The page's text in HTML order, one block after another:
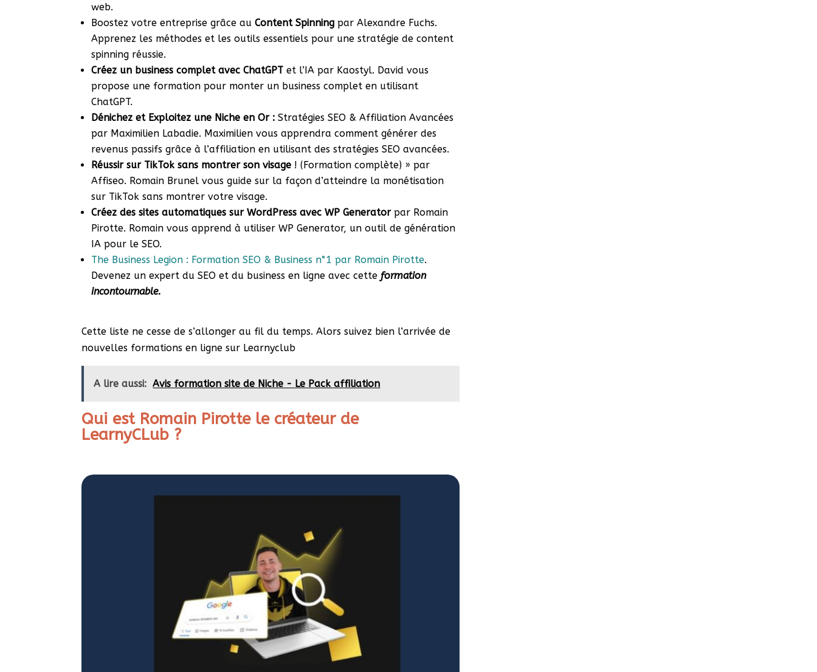
web.
Boostez votre entreprise grâce auContent Spinningpar Alexandre Fuchs.
Apprenez les méthodes et les outils essentiels pour une stratégie de content
spinning réussie.
Créez un business complet avec ChatGPT et l’IA par Kaostyl. David vous
propose une formation pour monter un business complet en utilisant
ChatGPT.
Dénichez et Exploitez une Niche en Or : Stratégies SEO & Affiliation Avancées
par Maximilien Labadie. Maximilien vous apprendra comment générer des
revenus passifs grâce à l’affiliation en utilisant des stratégies SEO avancées.
Réussir sur TikTok sans montrer son visage ! (Formation complète) » par
Affiseo. Romain Brunel vous guide sur la façon d’atteindre la monétisation
sur TikTok sans montrer votre visage.
Créez des sites automatiques sur WordPress avec WP Generatorpar Romain
Pirotte. Romain vous apprend à utiliser WP Generator, un outil de génération
IA pour le SEO.
The Business Legion : Formation SEO & Business n°1 par Romain Pirotte.
Devenez un expert du SEO et du business en ligne avec cette formation
incontournable.
Cette liste ne cesse de s’allonger au fil du temps. Alors suivez bien l’arrivée de
nouvelles formations en ligne sur Learnyclub
A lire aussi: Avis formation site de Niche - Le Pack affiliation
Qui est Romain Pirotte le créateur de
LearnyCLub ?